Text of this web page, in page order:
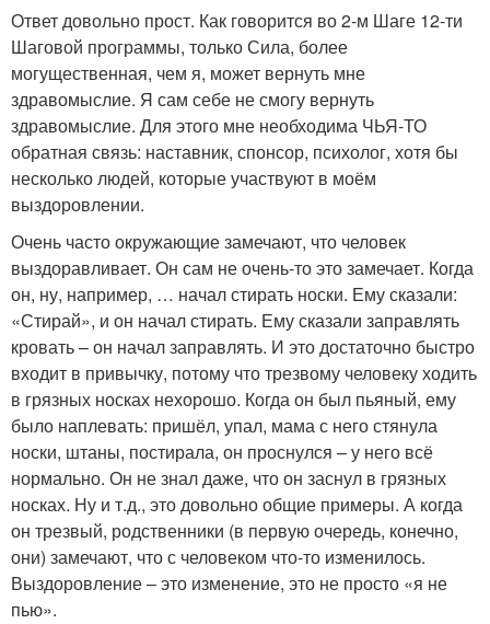
Ответ довольно прост. Как говорится во 2-м Шаге 12-ти
Шаговой программы, только Сила, более
могущественная, чем я, может вернуть мне
здравомыслие. Я сам себе не смогу вернуть
здравомыслие. Для этого мне необходима ЧЬЯ-ТО
обратная связь: наставник, спонсор, психолог, хотя бы
несколько людей, которые участвуют в моём
выздоровлении.
Очень часто окружающие замечают, что человек
выздоравливает. Он сам не очень-то это замечает. Когда
он, ну, например, … начал стирать носки. Ему сказали:
«Стирай», и он начал стирать. Ему сказали заправлять
кровать – он начал заправлять. И это достаточно быстро
входит в привычку, потому что трезвому человеку ходить
в грязных носках нехорошо. Когда он был пьяный, ему
было наплевать: пришёл, упал, мама с него стянула
носки, штаны, постирала, он проснулся – у него всё
нормально. Он не знал даже, что он заснул в грязных
носках. Ну и т.д., это довольно общие примеры. А когда
он трезвый, родственники (в первую очередь, конечно,
они) замечают, что с человеком что-то изменилось.
Выздоровление – это изменение, это не просто «я не
пью».